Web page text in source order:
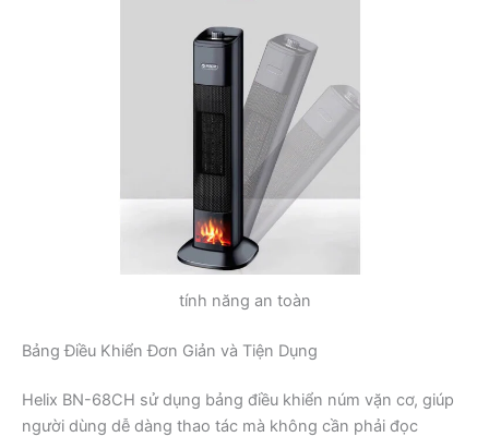
tính năng an toàn
Bảng Điều Khiển Đơn Giản và Tiện Dụng
Helix BN-68CH sử dụng bảng điều khiển núm vặn cơ, giúp
người dùng dễ dàng thao tác mà không cần phải đọc